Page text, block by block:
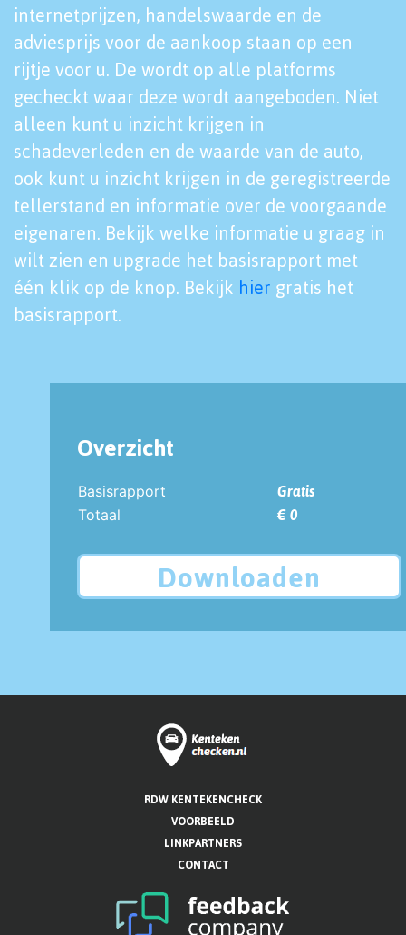
internetprijzen, handelswaarde en de
adviesprijs voor de aankoop staan op een
rijtje voor u. De wordt op alle platforms
gecheckt waar deze wordt aangeboden. Niet
alleen kunt u inzicht krijgen in
schadeverleden en de waarde van de auto,
ook kunt u inzicht krijgen in de geregistreerde
tellerstand en informatie over de voorgaande
eigenaren. Bekijk welke informatie u graag in
wilt zien en upgrade het basisrapport met
één klik op de knop. Bekijk hier gratis het
basisrapport.
Overzicht
Basisrapport
Gratis
Totaal
€ 0
Downloaden
RDW KENTEKENCHECK
VOORBEELD
LINKPARTNERS
CONTACT